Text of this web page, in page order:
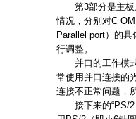
第3部分是主板
情况，分别对C
Parallel port）的
行调整。
并口的工作模式
常使用并口连接的
连接不正常问题，
接下来的“PS/2